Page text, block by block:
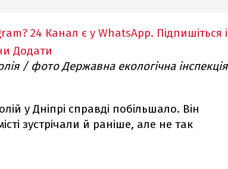
24 Канал є у WhatsApp. Підпишіться і
Додати
/ фото Державна екологічна інспекція
у Дніпрі справді побільшало. Він
зустрічали й раніше, але не так